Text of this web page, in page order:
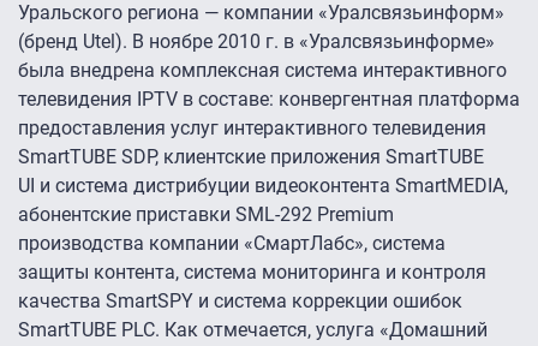
Уральского региона — компании «Уралсвязьинформ»
(бренд Utel). В ноябре 2010 г. в «Уралсвязьинформе»
была внедрена комплексная система интерактивного
телевидения IPTV в составе: конвергентная платформа
предоставления услуг интерактивного телевидения
SmartTUBE SDP, клиентские приложения SmartTUBE
UI и система дистрибуции видеоконтента SmartMEDIA,
абонентские приставки SML-292 Premium
производства компании «СмартЛабс», система
защиты контента, система мониторинга и контроля
качества SmartSPY и система коррекции ошибок
SmartTUBE PLC. Как отмечается, услуга «Домашний